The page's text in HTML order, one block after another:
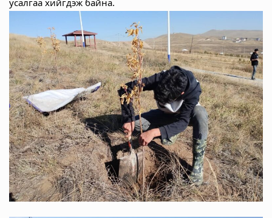
усалгаа хийгдэж байна.